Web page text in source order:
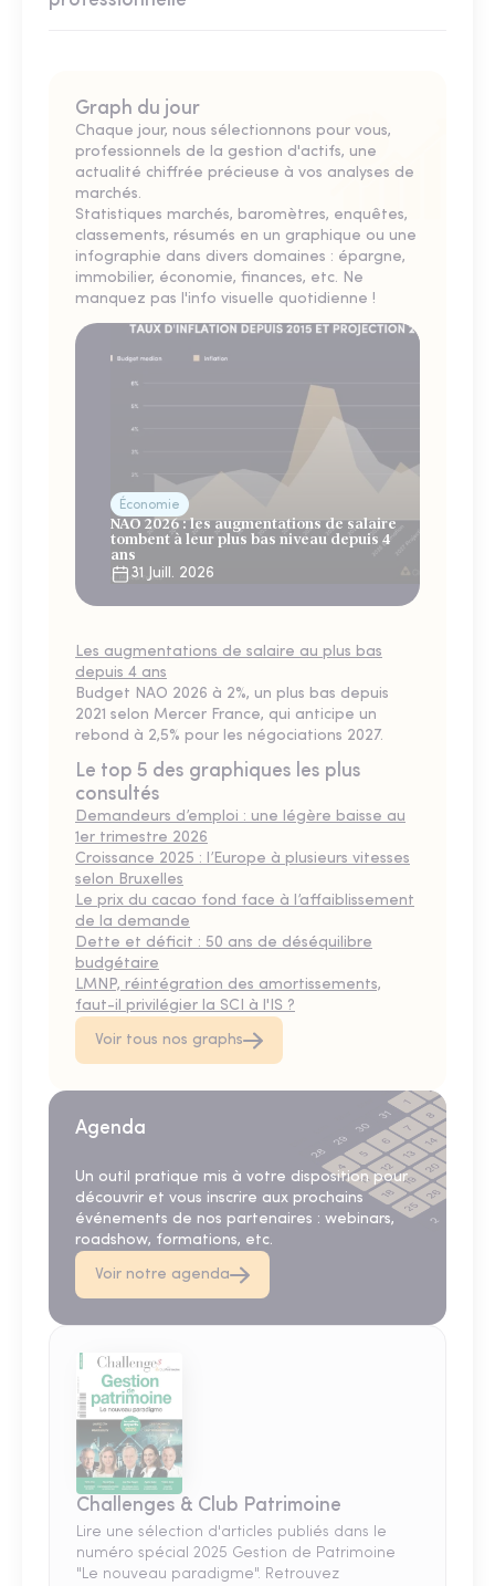
Graph du jour
Chaque jour, nous sélectionnons pour vous,
professionnels de la gestion d'actifs, une
actualité chiffrée précieuse à vos analyses de
marchés.
Statistiques marchés, baromètres, enquêtes,
classements, résumés en un graphique ou une
infographie dans divers domaines : épargne,
immobilier, économie, finances, etc. Ne
manquez pas l'info visuelle quotidienne !
Économie
NAO 2026 : les augmentations de salaire
tombent à leur plus bas niveau depuis 4
ans
31 Juill. 2026
Les augmentations de salaire au plus bas
depuis 4 ans
Budget NAO 2026 à 2%, un plus bas depuis
2021 selon Mercer France, qui anticipe un
rebond à 2,5% pour les négociations 2027.
Le top 5 des graphiques les plus
consultés
Demandeurs d’emploi : une légère baisse au
1er trimestre 2026
Croissance 2025 : l’Europe à plusieurs vitesses
selon Bruxelles
Le prix du cacao fond face à l’affaiblissement
de la demande
Dette et déficit : 50 ans de déséquilibre
budgétaire
LMNP, réintégration des amortissements,
faut-il privilégier la SCI à l'IS ?
Voir tous nos graphs
Agenda
Un outil pratique mis à votre disposition pour
découvrir et vous inscrire aux prochains
événements de nos partenaires : webinars,
roadshow, formations, etc.
Voir notre agenda
Challenges & Club Patrimoine
Lire une sélection d'articles publiés dans le
numéro spécial 2025 Gestion de Patrimoine
"Le nouveau paradigme". Retrouvez